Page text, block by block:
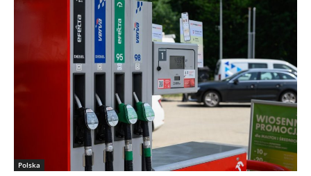
Polska